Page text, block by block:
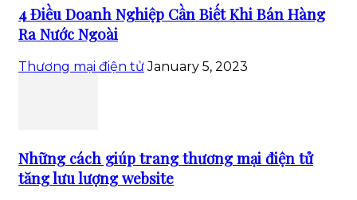
4 Điều Doanh Nghiệp Cần Biết Khi Bán Hàng
Ra Nước Ngoài
Thương mại điện tử January 5, 2023
Những cách giúp trang thương mại điện tử
tăng lưu lượng website